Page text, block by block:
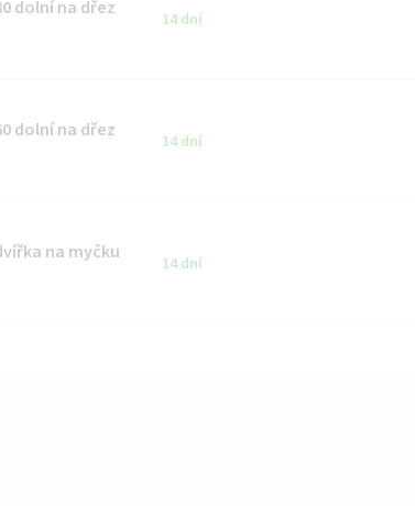
dolní na dřez
14 dní
dolní na dřez
14 dní
na myčku
14 dní